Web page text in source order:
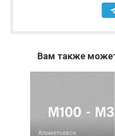
Вам также
Альметьевск